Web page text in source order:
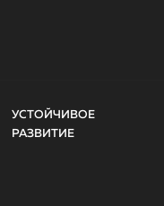
УСТОЙЧИВОЕ
РАЗВИТИЕ